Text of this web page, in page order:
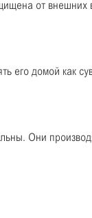
от внешних
его домой как
Они